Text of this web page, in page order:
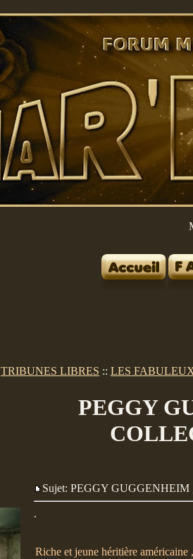
TRIBUNES LIBRES :: LES
PEGGY
Sujet: PEGGY
.
Riche et jeune héritière